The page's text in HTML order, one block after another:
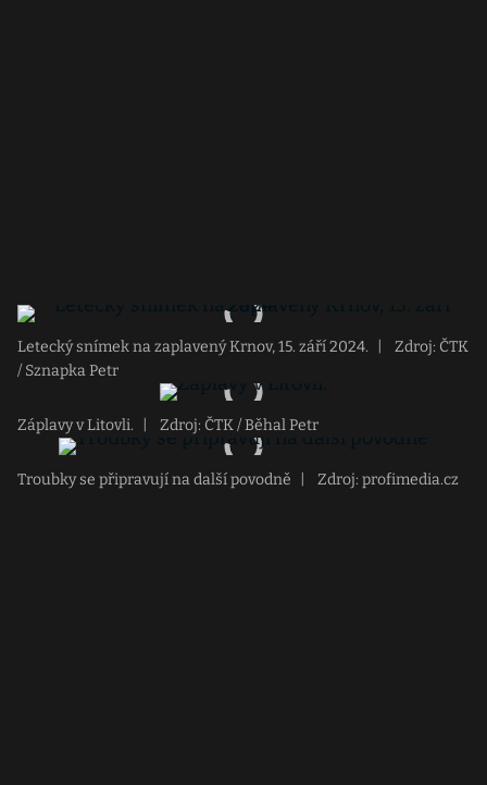
Letecký snímek na zaplavený Krnov, 15. září 2024.
Zdroj: ČTK
/ Sznapka Petr
Záplavy v Litovli. Zdroj: ČTK / Běhal Petr
Troubky se připravují na další povodně Zdroj: profimedia.cz